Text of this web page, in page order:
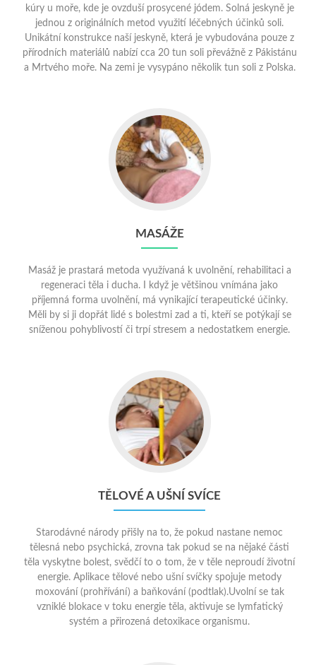
kúry u moře, kde je ovzduší prosycené jódem. Solná jeskyně je
jednou z originálních metod využití léčebných účinků soli.
Unikátní konstrukce naší jeskyně, která je vybudována pouze z
přírodních materiálů nabízí cca 20 tun soli převážně z Pákistánu
a Mrtvého moře. Na zemi je vysypáno několik tun soli z Polska.
Go
to
Masáže
MASÁŽE
Masáž je prastará metoda využívaná k uvolnění, rehabilitaci a
regeneraci těla i ducha. I když je většinou vnímána jako
příjemná forma uvolnění, má vynikající terapeutické účinky.
Měli by si ji dopřát lidé s bolestmi zad a ti, kteří se potýkají se
sníženou pohyblivostí či trpí stresem a nedostatkem energie.
Go
to
TĚLOVÉ
A
UŠNÍ
TĚLOVÉ A UŠNÍ SVÍCE
Starodávné národy přišly na to, že pokud nastane nemoc
tělesná nebo psychická, zrovna tak pokud se na nějaké části
těla vyskytne bolest, svědčí to o tom, že v těle neproudí životní
energie. Aplikace tělové nebo ušní svíčky spojuje metody
moxování (prohřívání) a baňkování (podtlak).Uvolní se tak
vzniklé blokace v toku energie těla, aktivuje se lymfatický
systém a přirozená detoxikace organismu.